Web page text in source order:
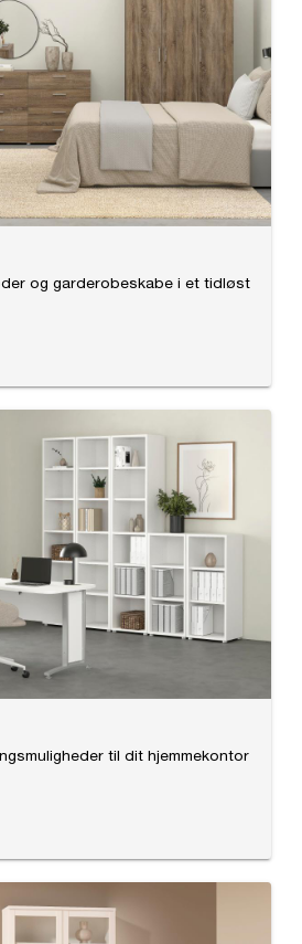
og garderobeskabe i et tidløst
til dit hjemmekontor